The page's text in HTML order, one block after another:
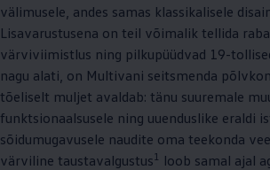
välimusele, andes samas klassikalisele
Lisavarustusena on teil võimalik tellida
värviviimistlus ning pilkupüüdvad 19-
nagu alati, on Multivani seitsmenda
tõeliselt muljet avaldab: tänu suuremale
funktsionaalsusele ning uuenduslike eraldi
sõidumugavusele naudite oma teekonda
värviline taustavalgustus 1 loob samal ajal